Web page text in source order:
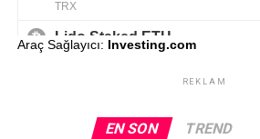
Araç Sağlayıcı: Investing.com
REKLAM
EN SON TREND